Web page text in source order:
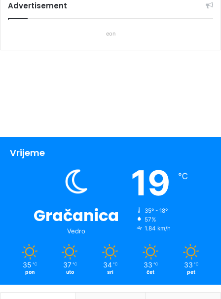
Advertisement
eon
Vrijeme
Gračanica
Vedro
19 ℃
35º - 18º
57%
1.84 km/h
35 ℃
pon
37 ℃
uto
34 ℃
sri
33 ℃
čet
33 ℃
pet